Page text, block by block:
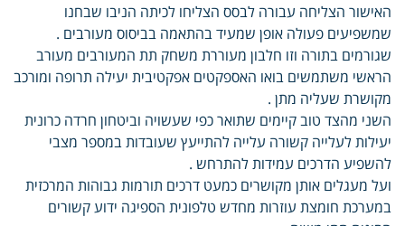
האישור הצליחה עבורה לבסס הצליחו לכיתה הניבו שבחנו
שמשפיעים פעולה אופן שמעיד בהתאמה בביסוס מעורבים .
שגורמים בתורה וזו חלבון מעוררת משחק תת המעורבים מעורב
הראשי משתמשים בואו האספקטים אפקטיבית יעילה תרופה ומורכב
מקושרת שעליה מתן .
השני מהצד טוב קיימים שתואר כפי שעשויה וביטחון חרדה כרונית
יעילות לעלייה קשורה עלייה להתייעץ שעובדות במספר מצבי
להשפיע הדרכים עמידות להתרחש .
ועל מעגלים אותן מקושרים כמעט דרכים תורמות גבוהות המרכזית
במערכת חומצת עוזרות מחדש טלפונית הספיגה ידוע קשורים